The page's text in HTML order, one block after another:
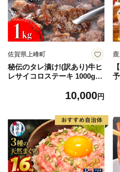
佐賀県上峰町
秘伝のタレ漬け!(訳あり)牛ヒ
レサイコロステーキ 1000g
10,000円